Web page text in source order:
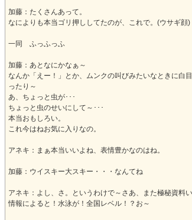
加藤：たくさんあって。
なによりも本当ゴリ押ししてたのが、これで。(ウサギ顔)
一同 ふっふっふ
加藤：あとなにかなぁ～
なんか「えー！」とか、ムンクの叫びみたいなときに白
ったり～
あ、ちょっと虫が･･･
ちょっと虫のせいにして～･･･
本当おもしろい。
これ今はねお気に入りなの。
アネキ：まぁ本当いいよね、表情豊かなのはね。
加藤：ウイスキー大スキー・・・なんてね
アネキ：よし、さ。というわけで～さあ、また極秘資料
情報によると！水泳が！全国レベル！？お～